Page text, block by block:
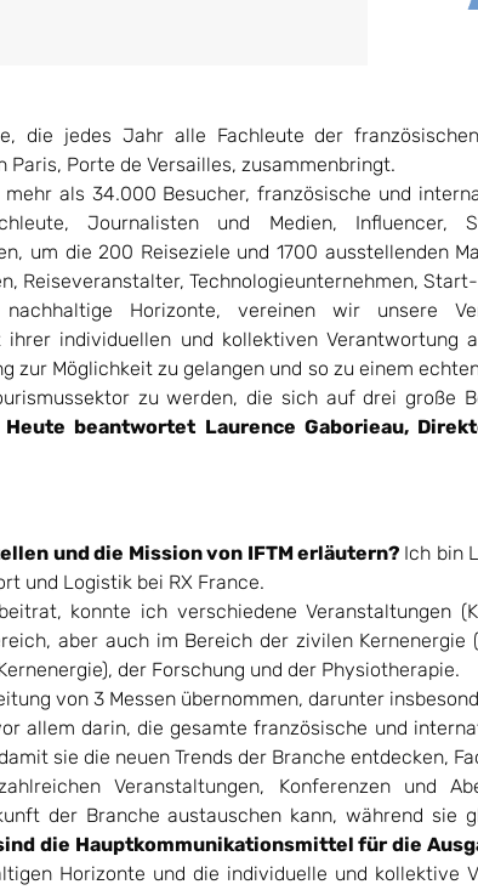
die jedes Jahr alle Fachleute der
Paris, Porte de Versailles, zusammenbringt.
als 34.000 Besucher, französische und
Journalisten und Medien, Influencer,
um die 200 Reiseziele und 1700 ausstellenden
Reiseveranstalter, Technologieunternehmen,
Horizonte, vereinen wir unsere
individuellen und kollektiven Verantwortung
zur Möglichkeit zu gelangen und so zu einem
zu werden, die sich auf drei große
Heute beantwortet Laurence Gaborieau,
und die Mission von IFTM erläutern? Ich bin
und Logistik bei RX France.
konnte ich verschiedene Veranstaltungen
aber auch im Bereich der zivilen
der Forschung und der Physiotherapie.
von 3 Messen übernommen, darunter
allem darin, die gesamte französische und
sie die neuen Trends der Branche entdecken,
Veranstaltungen, Konferenzen und
der Branche austauschen kann, während sie
sind die Hauptkommunikationsmittel für die
Horizonte und die individuelle und kollektive